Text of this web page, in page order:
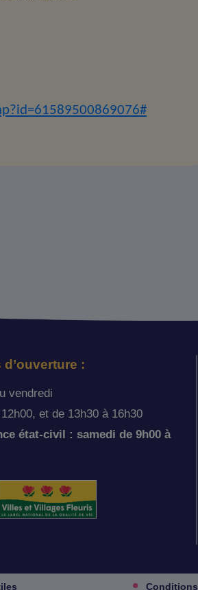
d’ouverture :
vendredi
et de 13h30 à 16h30
état-civil : samedi de 9h00 à
Conditions